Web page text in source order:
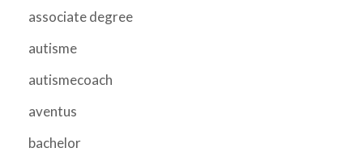
associate degree
autisme
autismecoach
aventus
bachelor